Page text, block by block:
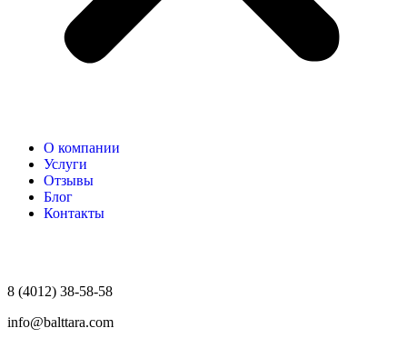
О компании
Услуги
Отзывы
Блог
Контакты
8 (4012) 38-58-58
info@balttara.com